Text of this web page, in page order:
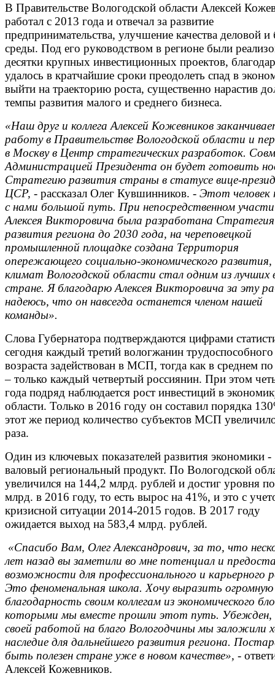
В Правительстве Вологодской области Алексей
работал с 2013 года и отвечал за развитие
предпринимательства, улучшение качества деловой и
среды. Под его руководством в регионе были
десятки крупных инвестиционных проектов,
удалось в кратчайшие сроки преодолеть спад в
выйти на траекторию роста, существенно нарастив
темпы развития малого и среднего бизнеса.
«Наш друг и коллега Алексей Кожевников
работу в Правительстве Вологодской области и
в Москву в Центр стратегических разработок.
Администрацией Президента он будет готовить
Стратегию развития страны в статусе вице-
ЦСР, - рассказал Олег Кувшинников. - Этот человек
с нами большой путь. При непосредственном
Алексея Викторовича была разработана Стратегия
развития региона до 2030 года, на череповецкой
промышленной площадке создана Территория
опережающего социально-экономического развития,
климат Вологодской области стал одним из лучших
стране. Я благодарю Алексея Викторовича за эту
надеюсь, что он навсегда останется членом нашей
команды».
Слова Губернатора подтверждаются цифрами
сегодня каждый третий вологжанин трудоспособного
возраста задействован в МСП, тогда как в среднем по
– только каждый четвертый россиянин. При этом
года подряд наблюдается рост инвестиций в
области. Только в 2016 году он составил порядка
этот же период количество субъектов МСП
раза.
Один из ключевых показателей развития экономики -
валовый региональный продукт. По Вологодской
увеличился на 144,2 млрд. рублей и достиг уровня
млрд. в 2016 году, то есть вырос на 41%, и это с
кризисной ситуации 2014-2015 годов. В 2017 году
ожидается выход на 583,4 млрд. рублей.
«Спасибо Вам, Олег Александрович, за то, что
лет назад вы заметили во мне потенциал и
возможности для профессионального и карьерного
Это феноменальная школа. Хочу выразить огромную
благодарность своим коллегам из экономического
которыми мы вместе прошли этот путь. Убежден,
своей работой на благо Вологодчины мы заложили
наследие для дальнейшего развития региона.
быть полезен стране уже в новом качестве», -
Алексей Кожевников.